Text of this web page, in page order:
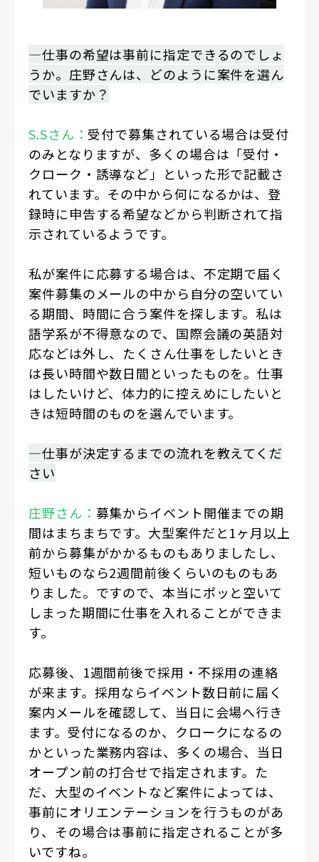
―仕事の希望は事前に指定できるのでしょ
うか。庄野さんは、どのように案件を選ん
でいますか？
S.Sさん： 受付で募集されている場合は受付
のみとなりますが、多くの場合は「受付・
クローク・誘導など」といった形で記載さ
れています。その中から何になるかは、登
録時に申告する希望などから判断されて指
示されているようです。
私が案件に応募する場合は、不定期で届く
案件募集のメールの中から自分の空いてい
る期間、時間に合う案件を探します。私は
語学系が不得意なので、国際会議の英語対
応などは外し、たくさん仕事をしたいとき
は長い時間や数日間といったものを。仕事
はしたいけど、体力的に控えめにしたいと
きは短時間のものを選んでいます。
―仕事が決定するまでの流れを教えてくだ
さい
庄野さん： 募集からイベント開催までの期
間はまちまちです。大型案件だと1ヶ月以上
前から募集がかかるものもありましたし、
短いものなら2週間前後くらいのものもあ
りました。ですので、本当にポッと空いて
しまった期間に仕事を入れることができま
す。
応募後、1週間前後で採用・不採用の連絡
が来ます。採用ならイベント数日前に届く
案内メールを確認して、当日に会場へ行き
ます。受付になるのか、クロークになるの
かといった業務内容は、多くの場合、当日
オープン前の打合せで指定されます。た
だ、大型のイベントなど案件によっては、
事前にオリエンテーションを行うものがあ
り、その場合は事前に指定されることが多
いですね。